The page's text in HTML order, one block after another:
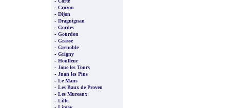
- Crozon
- Dijon
- Draguignan
- Gordes
- Gourdon
- Grasse
- Grenoble
- Grigny
- Honfleur
- Joue les Tours
- Juan les Pins
- Le Mans
- Les Baux de Proven
- Les Mureaux
- Lille